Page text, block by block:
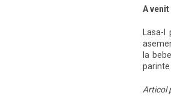
A
la
parinte
Articol